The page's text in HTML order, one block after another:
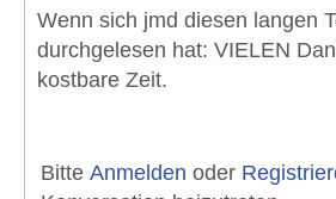
Wenn sich jmd diesen langen
durchgelesen hat: VIELEN
kostbare Zeit.
Bitte Anmelden oder